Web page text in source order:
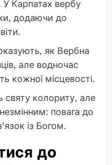
У Карпатах вербу
додаючи до
як Вербна
але водночас
кожної місцевості.
святу колориту, але
повага до
із Богом.
до